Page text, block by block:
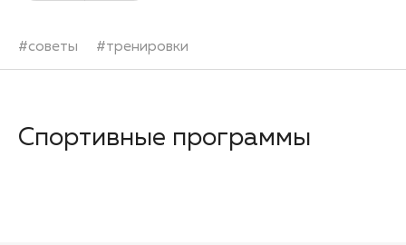
#советы #тренировки
Спортивные программы